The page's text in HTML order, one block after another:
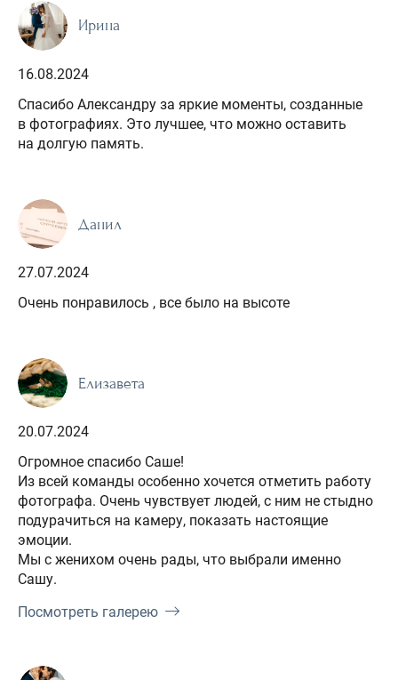
Ирина
16.08.2024
Спасибо Александру за яркие моменты, созданные
в фотографиях. Это лучшее, что можно оставить
на долгую память.
Данил
27.07.2024
Очень понравилось , все было на высоте
Елизавета
20.07.2024
Огромное спасибо Саше!
Из всей команды особенно хочется отметить работу
фотографа. Очень чувствует людей, с ним не стыдно
подурачиться на камеру, показать настоящие
эмоции.
Мы с женихом очень рады, что выбрали именно
Сашу.
Посмотреть галерею